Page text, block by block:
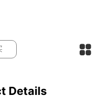
Details